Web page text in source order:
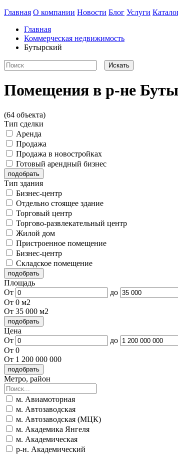
Главная О компании Новости Блог Услуги
Главная
Коммерческая недвижимость
Бутырский
Помещения в р-не
(64 объекта)
Тип сделки
Аренда
Продажа
Продажа в новостройках
Готовый арендный бизнес
Тип здания
Бизнес-центр
Отдельно стоящее здание
Торговый центр
Торгово-развлекательный центр
Жилой дом
Пристроенное помещение
Бизнес-центр
Складское помещение
Площадь
От
до
От 0 м2
От 35 000 м2
Цена
От
до
От 0
От 1 200 000 000
Метро, район
м. Авиамоторная
м. Автозаводская
м. Автозаводская (МЦК)
м. Академика Янгеля
м. Академическая
р-н. Академический